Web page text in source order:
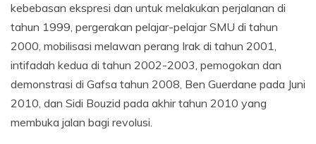
kebebasan ekspresi dan untuk melakukan perjalanan di
tahun 1999, pergerakan pelajar-pelajar SMU di tahun
2000, mobilisasi melawan perang Irak di tahun 2001,
intifadah kedua di tahun 2002-2003, pemogokan dan
demonstrasi di Gafsa tahun 2008, Ben Guerdane pada Juni
2010, dan Sidi Bouzid pada akhir tahun 2010 yang
membuka jalan bagi revolusi.